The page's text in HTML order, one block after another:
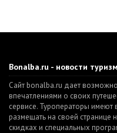
Bonalba.ru - новости
Сайт bonalba.ru дает
впечатлениями о своих
сервисе. Туроператоры имеют
размещать на своей странице
скидках и специальных